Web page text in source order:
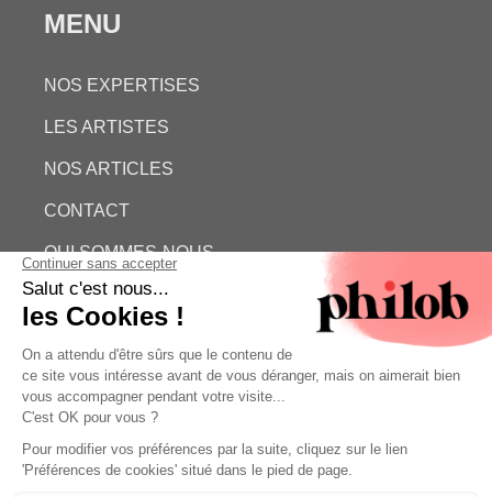
MENU
NOS EXPERTISES
LES ARTISTES
NOS ARTICLES
CONTACT
QUI SOMMES-NOUS
ESTIMATION GRATUITE
PHILOB
MENTIONS LÉGALES